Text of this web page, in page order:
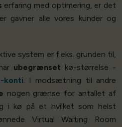
erfaring med optimering, er det
gavner alle vores kunder og
system er f.eks. grunden til,
ubegrænset kø-størrelse -
konti. I modsætning til andre
nogen grænse for antallet af
i kø på et hvilket som helst
Virtual Waiting Room